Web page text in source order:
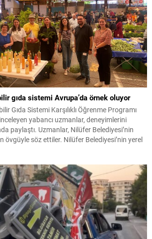
gıda sistemi Avrupa’da örnek oluyor
Gıda Sistemi Karşılıklı Öğrenme Programı
yabancı uzmanlar, deneyimlerini
paylaştı. Uzmanlar, Nilüfer Belediyesi’nin
övgüyle söz ettiler. Nilüfer Belediyesi’nin yerel
uygulamaları, Avrupa’da örnek gösterilen
Belediyesi Kırsal Hizmetler Müdürlüğü
Kooperatifi (NİLKOOP) iş...